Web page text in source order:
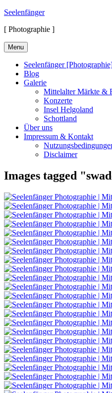
Skip
content
Seelenfänger
[ Photographie ]
Menu
Seelenfänger
Blog
Galerie
Mittelalter Märkte &
Konzerte
Insel Helgoland
Schottland
Über uns
Impressum & Kontakt
Disclaimer
Images tagged